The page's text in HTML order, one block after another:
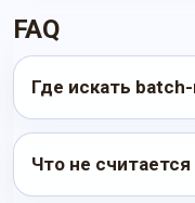
FAQ
Где искать
Что не